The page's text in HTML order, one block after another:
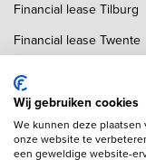
Financial lease Tilburg
Financial lease Twente
Financial lease Utrecht
Financial lease Zwolle
Wij gebruiken cookies
We kunnen deze
onze website te
een geweldige website-